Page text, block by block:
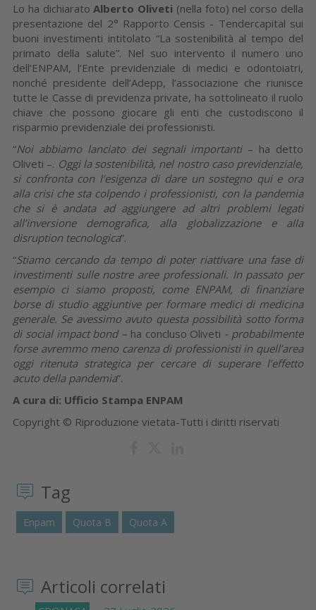
Lo ha dichiaratoAlberto Oliveti (nella foto) nel corso della
presentazione del 2° Rapporto Censis - Tendercapital sui
buoni investimenti intitolato “La sostenibilità al tempo del
primato della salute”. Nel suo intervento il numero uno
dell’ENPAM, l’Ente previdenziale di medici e odontoiatri,
nonché presidente dell’Adepp, l’associazione che riunisce
tutte le Casse di previdenza private, ha sottolineato il ruolo
chiave che possono giocare gli enti che custodiscono il
risparmio previdenziale dei professionisti.
“Noi abbiamo lanciato dei segnali importanti– ha detto
Oliveti –. Oggi la sostenibilità, nel nostro caso previdenziale,
si confronta con l’esigenza di dare un sostegno qui e ora
alla crisi che sta colpendo i professionisti, con la pandemia
che si è andata ad aggiungere ad altri problemi legati
all’inversione demografica, alla globalizzazione e alla
disruption tecnologica”.
“Stiamo cercando da tempo di poter riattivare una fase di
investimenti sulle nostre aree professionali. In passato per
esempio ci siamo proposti, come ENPAM, di finanziare
borse di studio aggiuntive per formare medici di medicina
generale. Se avessimo avuto questa possibilità sotto forma
di social impact bond – ha concluso Oliveti - probabilmente
forse avremmo meno carenza di professionisti in quell’area
oggi ritenuta strategica per cercare di superare l’effetto
acuto della pandemia”.
A cura di: Ufficio Stampa ENPAM
Copyright © Riproduzione vietata-Tutti i diritti riservati
Tag
Enpam Quota B Quota A
Articoli correlati